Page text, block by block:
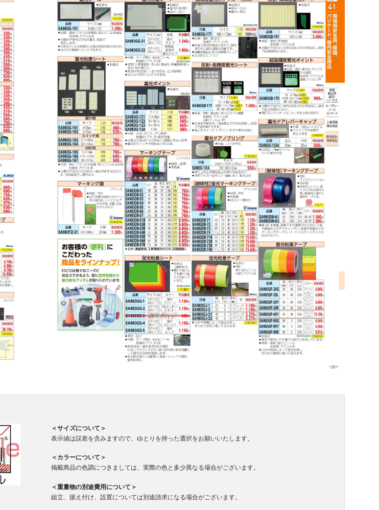
＜サイズについて＞
表示値は誤差を含みますので、ゆとりを持った選択をお願いいたします。
＜カラーについて＞
掲載商品の色調につきましては、実際の色と多少異なる場合がございます。
＜重量物の別途費用について＞
組立、据え付け、設置については別途請求になる場合がございます。